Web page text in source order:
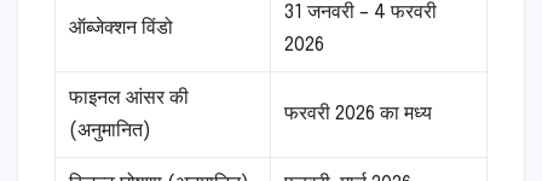
ऑब्जेक्शन विंडो
31 जनवरी – 4 फरवरी
2026
फाइनल आंसर की
(अनुमानित)
फरवरी 2026 का मध्य